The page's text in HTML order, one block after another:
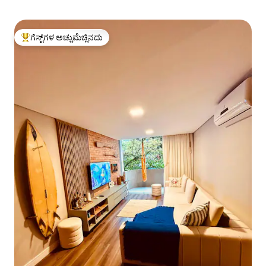
ಗೆಸ್ಟ್‌ಗಳಿಗೆ ಅತಿ ಹೆಚ್ಚು ಅಚ್ಚುಮೆಚ್ಚಿನದು
ಗೆಸ್ಟ್‌ಗಳ ಅಚ್ಚುಮೆಚ್ಚಿನದು